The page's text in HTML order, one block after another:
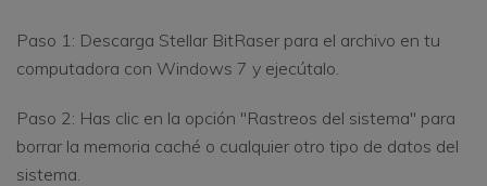
Paso 1: Descarga Stellar BitRaser para el archivo en tu
computadora con Windows 7 y ejecútalo.
Paso 2: Has clic en la opción "Rastreos del sistema" para
borrar la memoria caché o cualquier otro tipo de datos del
sistema.